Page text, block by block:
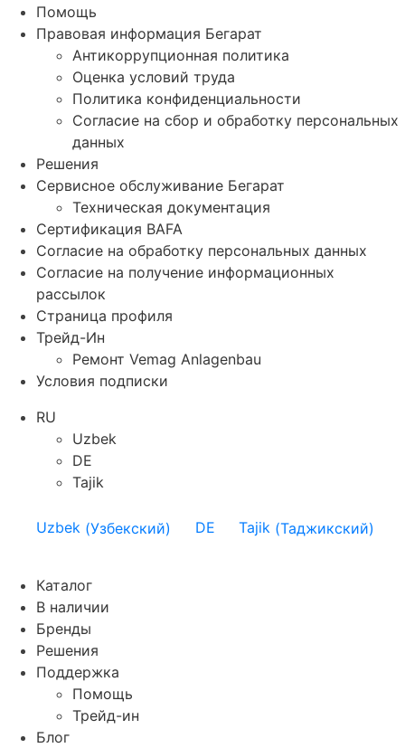
Помощь
Правовая информация Бегарат
Антикоррупционная политика
Оценка условий труда
Политика конфиденциальности
Согласие на сбор и обработку персональных
данных
Решения
Сервисное обслуживание Бегарат
Техническая документация
Сертификация BAFA
Согласие на обработку персональных данных
Согласие на получение информационных
рассылок
Страница профиля
Трейд-Ин
Ремонт Vemag Anlagenbau
Условия подписки
RU
Uzbek
DE
Tajik
Uzbek (Узбекский) DE Tajik (Таджикский)
Каталог
В наличии
Бренды
Решения
Поддержка
Помощь
Трейд-ин
Блог